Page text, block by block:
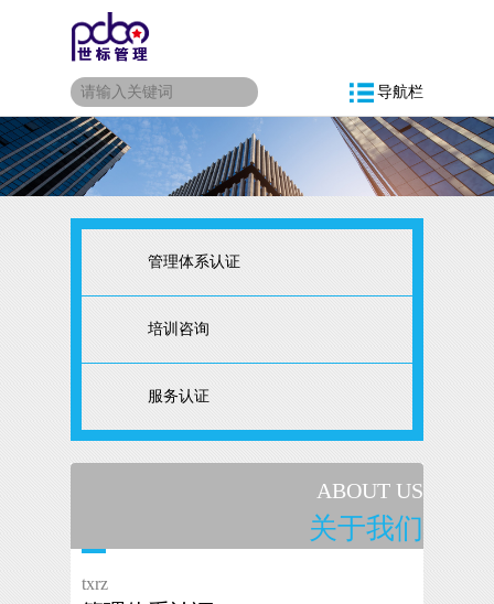
导航栏
管理体系认证
培训咨询
服务认证
ABOUT US
关于我们
txrz